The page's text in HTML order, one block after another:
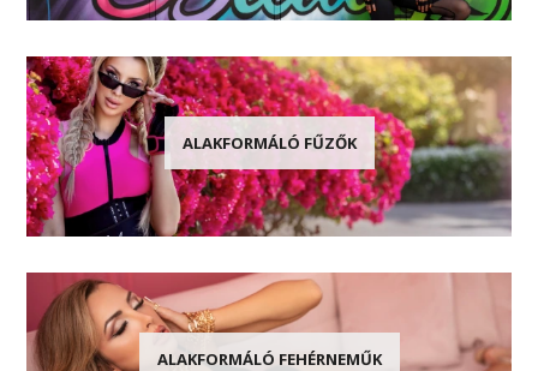
ALAKFORMÁLÓ FŰZŐK
ALAKFORMÁLÓ FEHÉRNEMŰK